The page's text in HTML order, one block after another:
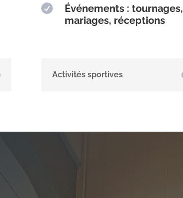

Événements : tournages,
mariages, réceptions
Activités sportives